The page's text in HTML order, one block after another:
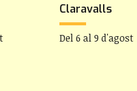
Claravalls
Del 6 al 9 d'agost